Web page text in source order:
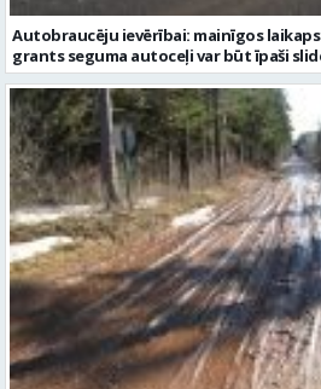
Gandrīz 600 valsts ceļu posmos ar
Citi raksti šajā kategorijā: